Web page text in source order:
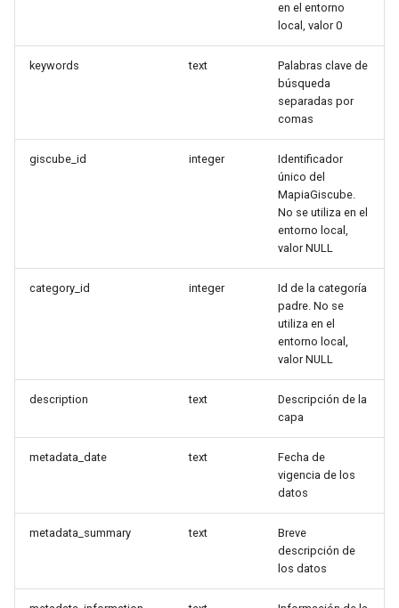
en el entorno
local, valor 0
keywords text
Palabras clave de
búsqueda
separadas por
comas
giscube_id integer
Identificador
único del
MapiaGiscube.
No se utiliza en el
entorno local,
valor NULL
category_id integer
Id de la categoría
padre. No se
utiliza en el
entorno local,
valor NULL
description text
Descripción de la
capa
metadata_date text
Fecha de
vigencia de los
datos
metadata_summary text
Breve
descripción de
los datos